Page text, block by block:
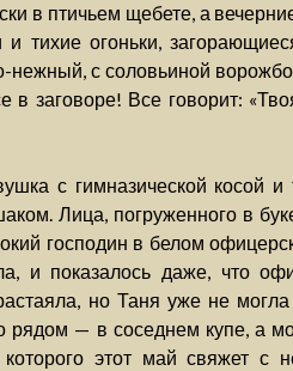
в птичьем щебете, а
тихие огоньки,
нежный, с соловьиной
заговоре! Все говорит:
с гимназической косой и
Лица, погруженного в
господин в белом
и показалось даже, что
но Таня уже не
рядом — в соседнем купе, а
этот май свяжет с